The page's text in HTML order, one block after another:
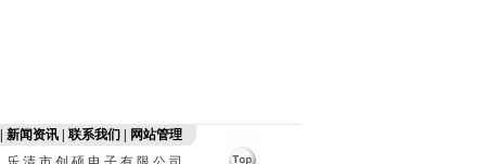
新闻资讯| 联系我们
网站管理